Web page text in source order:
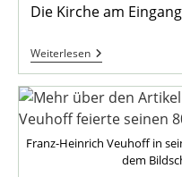
Die Kirche am
WeiterlesenEinladung
Zur
Maiwanderung
2023
Franz-Heinrich Veuhoff in
dem